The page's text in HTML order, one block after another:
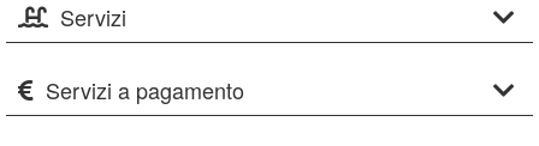
Servizi
Servizi a pagamento